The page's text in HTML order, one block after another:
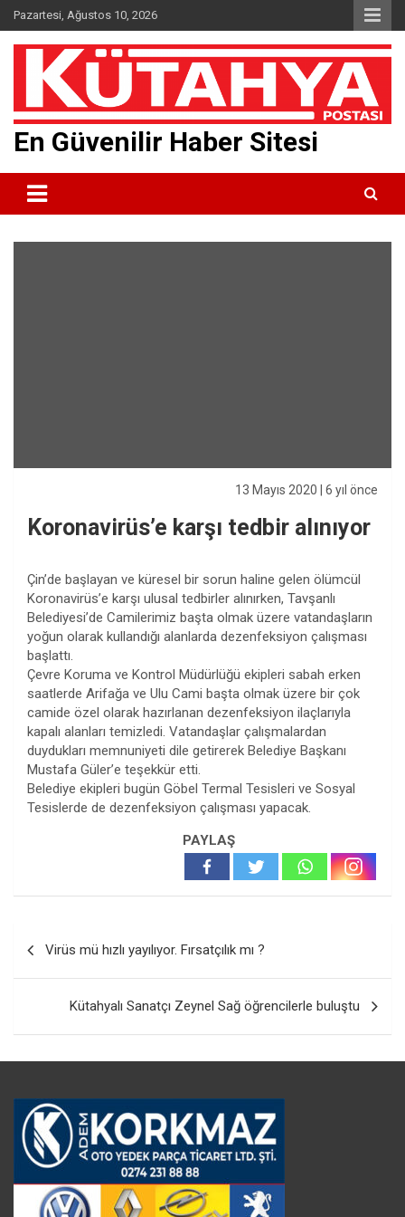
Skip
to
content
Pazartesi, Ağustos 10, 2026
En Güvenilir Haber Sitesi
13 Mayıs 2020 | 6 yıl önce
Koronavirüs’e karşı tedbir alınıyor
Çin’de başlayan ve küresel bir sorun haline gelen ölümcül
Koronavirüs’e karşı ulusal tedbirler alınırken, Tavşanlı
Belediyesi’de Camilerimiz başta olmak üzere vatandaşların
yoğun olarak kullandığı alanlarda dezenfeksiyon çalışması
başlattı.
Çevre Koruma ve Kontrol Müdürlüğü ekipleri sabah erken
saatlerde Arifağa ve Ulu Cami başta olmak üzere bir çok
camide özel olarak hazırlanan dezenfeksiyon ilaçlarıyla
kapalı alanları temizledi. Vatandaşlar çalışmalardan
duydukları memnuniyeti dile getirerek Belediye Başkanı
Mustafa Güler’e teşekkür etti.
Belediye ekipleri bugün Göbel Termal Tesisleri ve Sosyal
Tesislerde de dezenfeksiyon çalışması yapacak.
PAYLAŞ
Virüs mü hızlı yayılıyor. Fırsatçılık mı ?
Kütahyalı Sanatçı Zeynel Sağ öğrencilerle buluştu